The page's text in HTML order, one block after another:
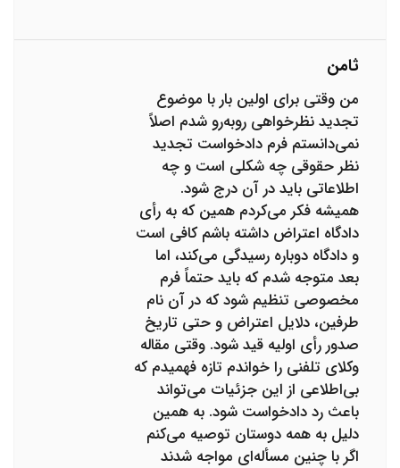
ثامن
من وقتی برای اولین بار با موضوع
تجدید نظرخواهی روبه‌رو شدم اصلاً
نمی‌دانستم فرم دادخواست تجدید
نظر حقوقی چه شکلی است و چه
اطلاعاتی باید در آن درج شود.
همیشه فکر می‌کردم همین که به رأی
دادگاه اعتراض داشته باشم کافی است
و دادگاه دوباره رسیدگی می‌کند، اما
بعد متوجه شدم که باید حتماً فرم
مخصوصی تنظیم شود که در آن نام
طرفین، دلایل اعتراض و حتی تاریخ
صدور رأی اولیه قید شود. وقتی مقاله
وکلای تلفنی را خواندم تازه فهمیدم که
بی‌اطلاعی از این جزئیات می‌تواند
باعث رد دادخواست شود. به همین
دلیل به همه دوستان توصیه می‌کنم
اگر با چنین مسأله‌ای مواجه شدند